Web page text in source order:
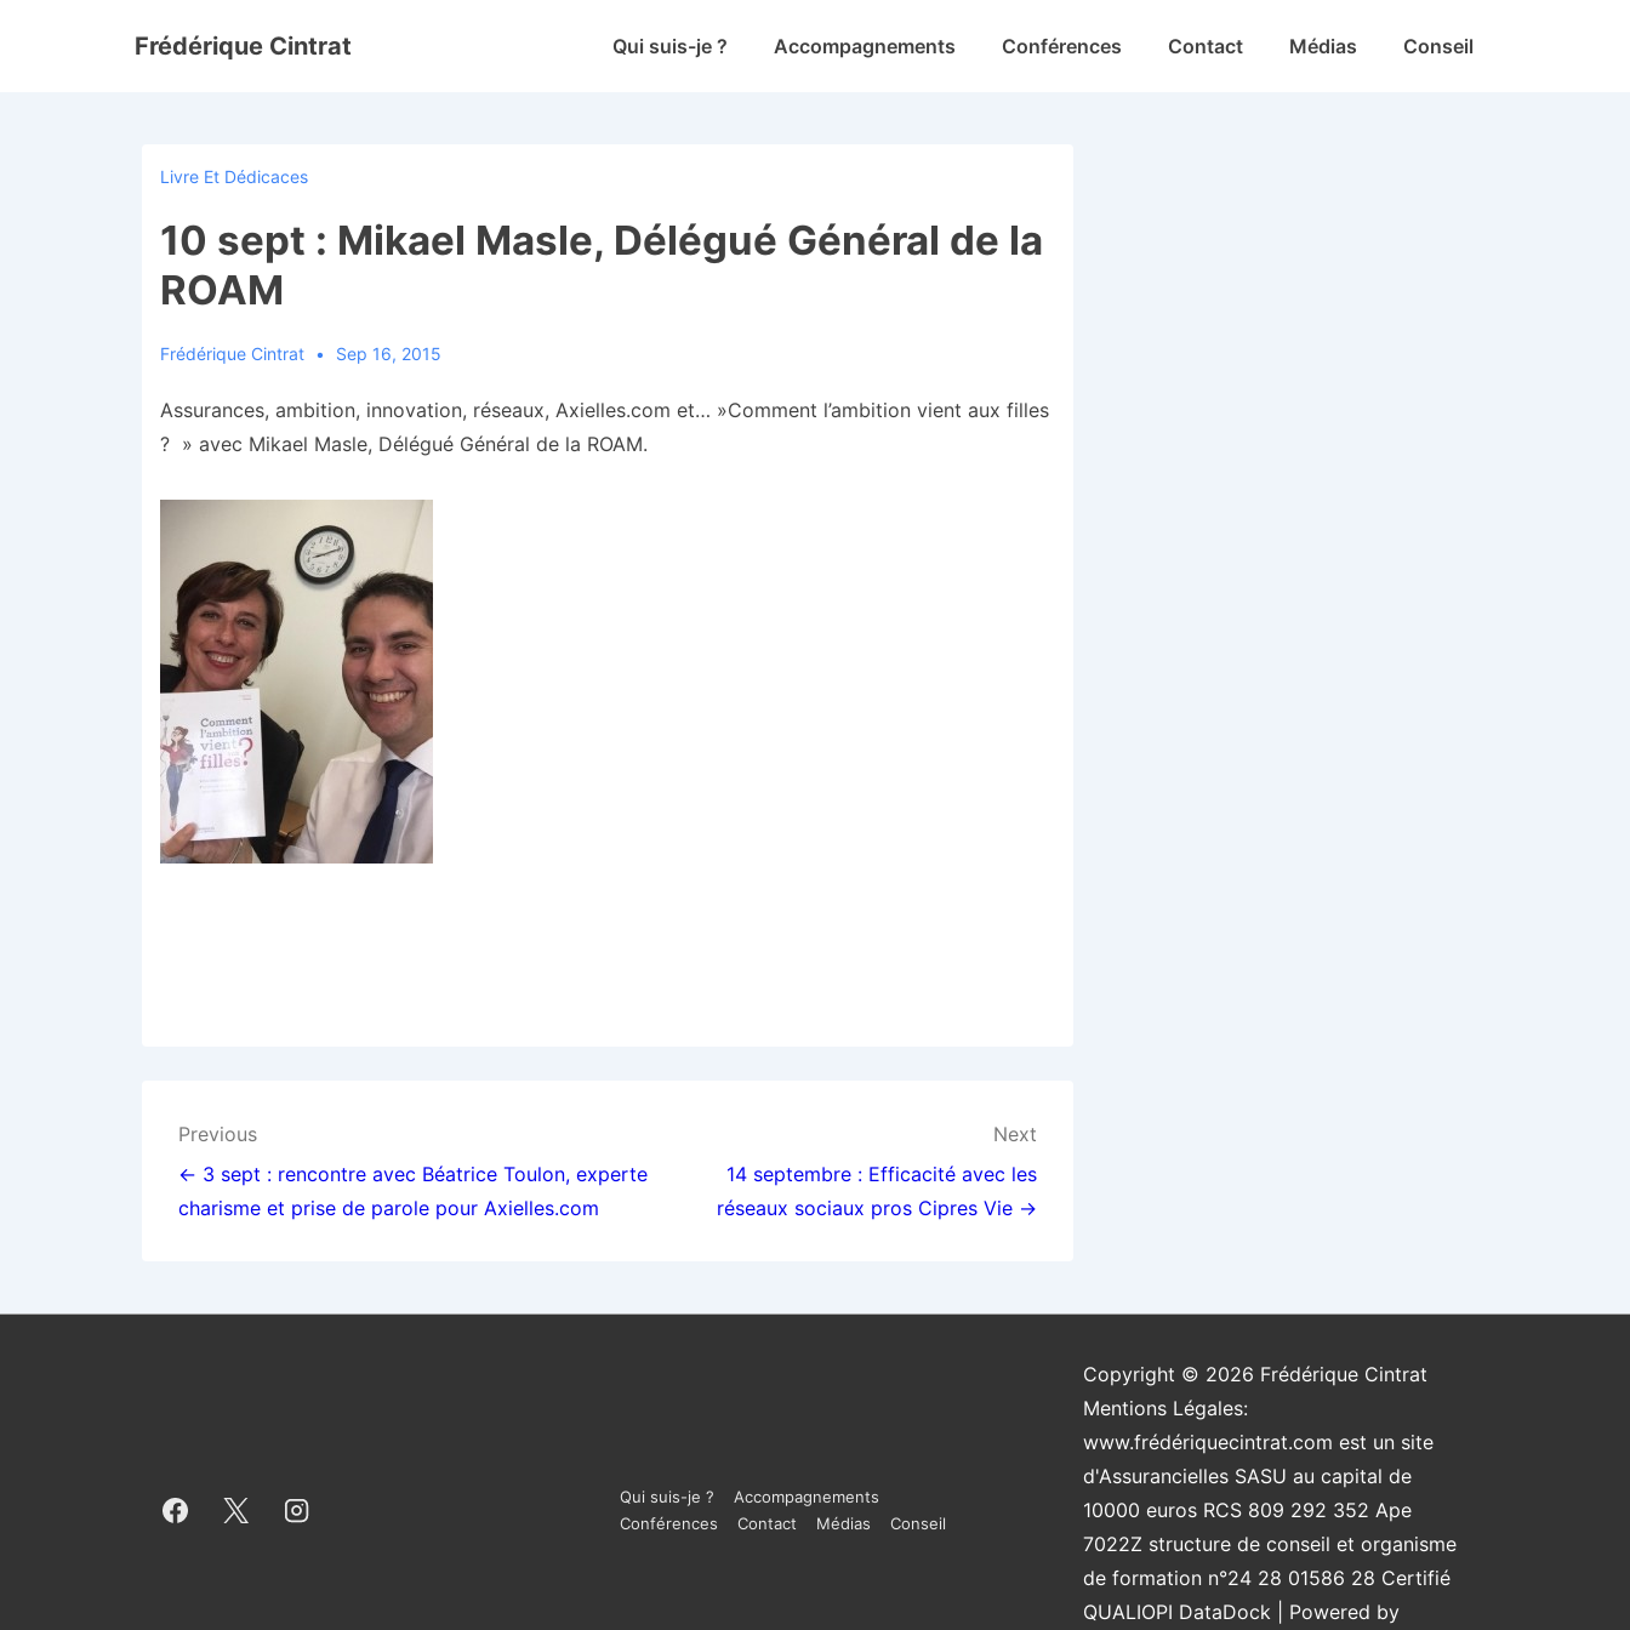
Frédérique Cintrat
MainQui suis-je ? Accompagnements Conférences Contact Médias Conseil
Livre Et Dédicaces
10 sept : Mikael Masle, Délégué Général de la
ROAM
Frédérique Cintrat Sep 16, 2015
Assurances, ambition, innovation, réseaux, Axielles.com et… »Comment l’ambition vient aux filles
? » avec Mikael Masle, Délégué Général de la ROAM.
Navigation
de
l’article
Previous
← 3 sept : rencontre avec Béatrice Toulon, experte
charisme et prise de parole pour Axielles.com
Next
14 septembre : Efficacité avec les
réseaux sociaux pros Cipres Vie →
Menu
Qui suis-je ?
Accompagnements
Conférences
Contact Médias Conseil
Copyright © 2026 Frédérique Cintrat
Mentions Légales:
www.frédériquecintrat.com est un site
d'Assurancielles SASU au capital de
10000 euros RCS 809 292 352 Ape
7022Z structure de conseil et organisme
de formation n°24 28 01586 28 Certifié
QUALIOPI DataDock
| Powered by